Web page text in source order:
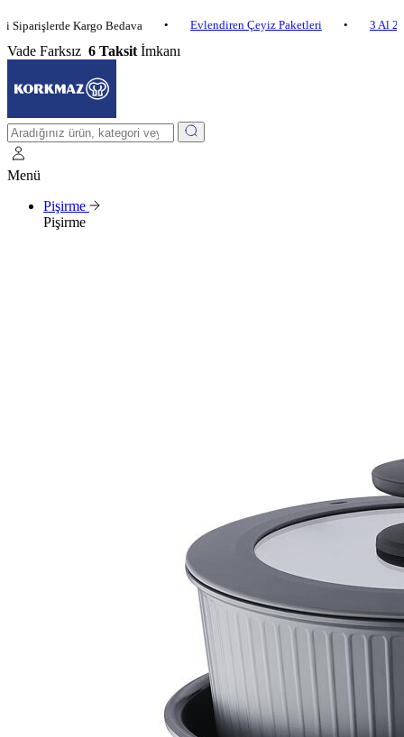
Kargo Bedava • Evlendiren Çeyiz Paketleri • 3 Al 2 Öde
Vade Farksız 6 Taksit İmkanı
Menü
Pişirme
Pişirme